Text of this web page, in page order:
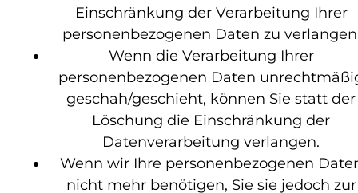
Einschränkung der Verarbeitung Ihrer
personenbezogenen Daten zu
Wenn die Verarbeitung Ihrer
personenbezogenen Daten
geschah/geschieht, können Sie statt der
Löschung die Einschränkung der
Datenverarbeitung verlangen.
Wenn wir Ihre personenbezogenen
nicht mehr benötigen, Sie sie jedoch zur